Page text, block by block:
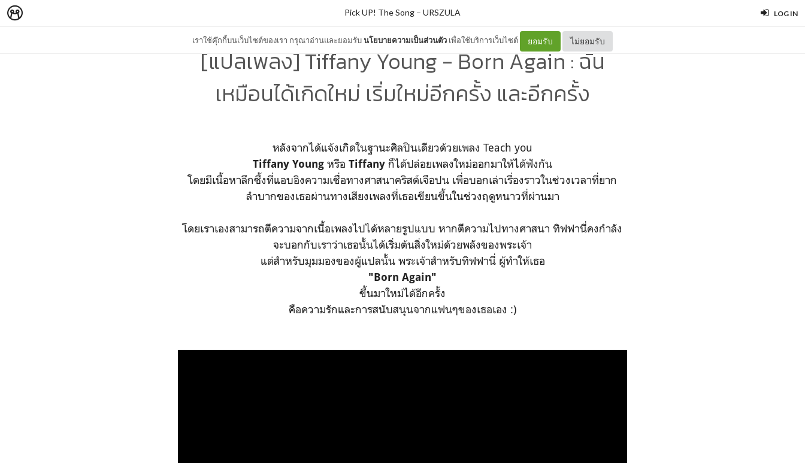
LOG IN
เราใช้คุ๊กกี้บนเว็บไซต์ของเรา กรุณาอ่านและยอมรับนโยบายความเป็นส่วนตัว เพื่อใช้บริการเว็บไซต์ ยอมรับ ไม่ยอมรับ
Pick UP! The Song – URSZULA
[แปลเพลง] Tiffany Young - Born Again : ฉัน
เหมือนได้เกิดใหม่ เริ่มใหม่อีกครั้ง และอีกครั้ง
หลังจากได้แจ้งเกิดในฐานะศิลปินเดียวด้วยเพลง Teach you
Tiffany Young หรือ Tiffany ก็ได้ปล่อยเพลงใหม่ออกมาให้ได้ฟังกัน
โดยมีเนื้อหาลึกซึ้งที่แอบอิงความเชื่อทางศาสนาคริสต์เจือปน เพื่อบอกเล่าเรื่องราวในช่วงเวลาที่ยาก
ลำบากของเธอผ่านทางเสียงเพลงที่เธอเขียนขึ้นในช่วงฤดูหนาวที่ผ่านมา
โดยเราเองสามารถตีความจากเนื้อเพลงไปได้หลายรูปแบบ หากตีความไปทางศาสนา ทิฟฟานี่คงกำลัง
จะบอกกับเราว่าเธอนั้นได้เริ่มต้นสิ่งใหม่ด้วยพลังของพระเจ้า
แต่สำหรับมุมมองของผู้แปลนั้น พระเจ้าสำหรับทิฟฟานี่ ผู้ทำให้เธอ
"Born Again"
ขึ้นมาใหม่ได้อีกครั้ง
คือความรักและการสนับสนุนจากแฟนๆของเธอเอง :)